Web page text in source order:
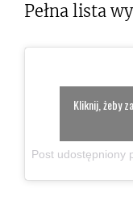
Pełna lista
Post udostępniony
Kliknij, żeby